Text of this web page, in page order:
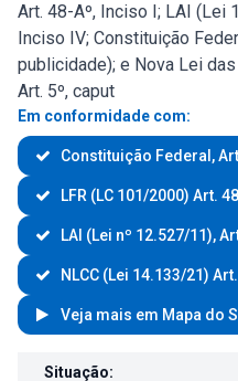
Art. 48-Aº, Inciso I; LAI (Lei
Inciso IV; Constituição
publicidade); e Nova Lei
Art. 5º, caput
Em conformidade com:
Constituição Federal,
LFR (LC 101/2000) Art.
LAI (Lei nº 12.527/11),
NLCC (Lei 14.133/21)
Veja mais em Mapa do
Contratos e Aditivos
Situação: